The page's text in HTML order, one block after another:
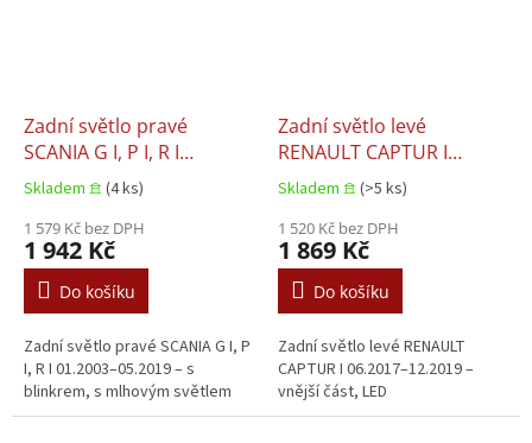
Zadní světlo pravé
SCANIA G I, P I, R I
01.2003–05.2019
Skladem 𖠿 (4 ks)
1 579 Kč bez DPH
1 942 Kč
Do košíku
Zadní světlo pravé SCANIA G I, P
I, R I 01.2003–05.2019 – s
blinkrem, s mlhovým světlem
Zadní světlo levé
RENAULT CAPTUR I
06.2017–12.2019
Skladem 𖠿 (>5 ks)
1 520 Kč bez DPH
1 869 Kč
Do košíku
Zadní světlo levé RENAULT
CAPTUR I 06.2017–12.2019 –
vnější část, LED